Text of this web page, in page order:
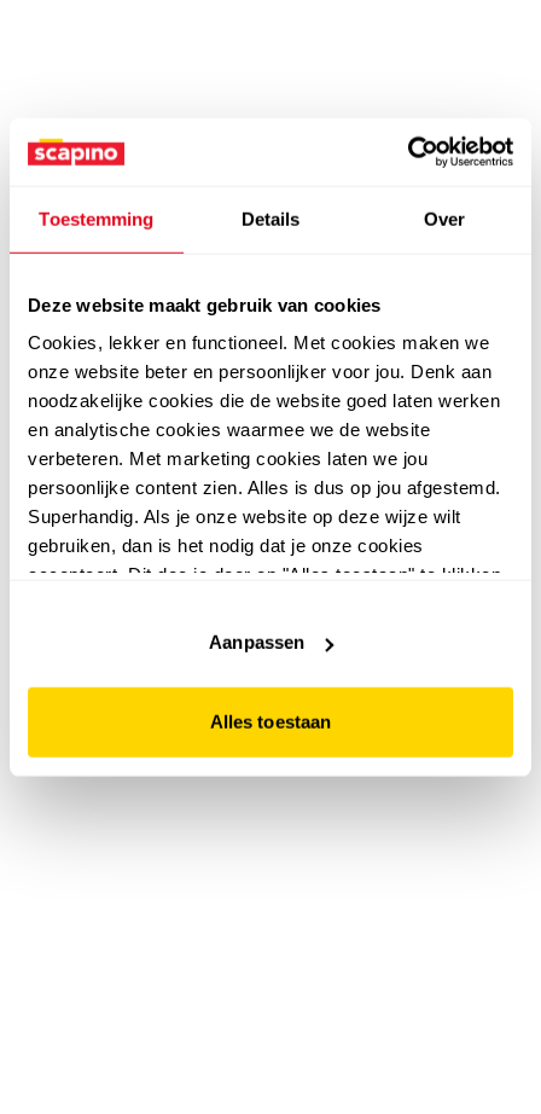
Toestemming Details Over
Deze website maakt gebruik van cookies
Cookies, lekker en functioneel. Met cookies maken we
onze website beter en persoonlijker voor jou. Denk aan
noodzakelijke cookies die de website goed laten werken
en analytische cookies waarmee we de website
verbeteren. Met marketing cookies laten we jou
persoonlijke content zien. Alles is dus op jou afgestemd.
Superhandig. Als je onze website op deze wijze wilt
gebruiken, dan is het nodig dat je onze cookies
accepteert. Dit doe je door op "Alles toestaan" te klikken.
website niet optimaal functioneert.
Aanpassen
Alles toestaan